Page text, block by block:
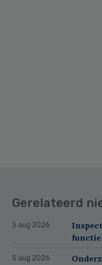
Gerelateerd
5 aug 2026
functie
5 aug 2026